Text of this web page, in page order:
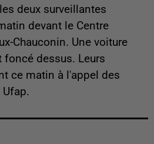
deux surveillantes
devant le Centre
Chauconin. Une voiture
foncé dessus. Leurs
ce matin à l'appel des
Ufap.